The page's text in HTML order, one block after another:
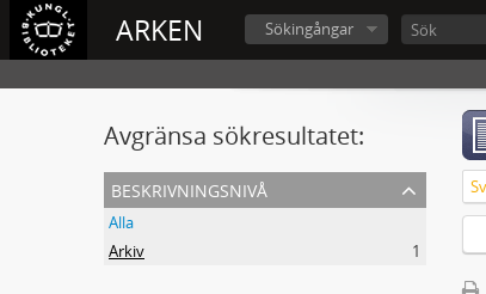
ARKEN Sökingångar
Avgränsa sökresultatet:
beskrivningsnivå
Alla
Arkiv
1